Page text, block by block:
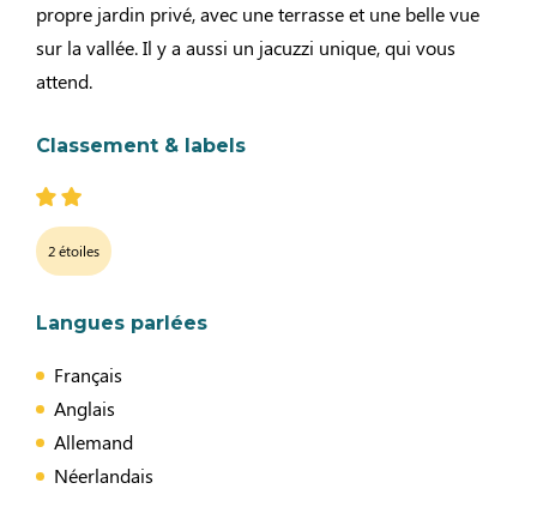
propre jardin privé, avec une terrasse et une belle vue
sur la vallée. Il y a aussi un jacuzzi unique, qui vous
attend.
Classement & labels
2 étoiles
Langues parlées
Français
Anglais
Allemand
Néerlandais